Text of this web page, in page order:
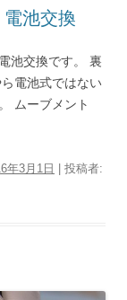
池交換
池交換です。 裏
電池式ではない
ムーブメント
年3月1日
投稿者: